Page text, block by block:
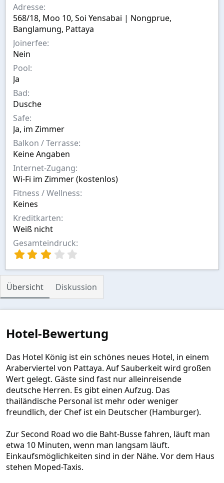
s
t
e
l
l
v
o
w
a
h
Adresse
568/18, Moo 10, Soi Yensabai | Nongprue,
Banglamung, Pattaya
Joinerfee
Nein
Pool
Ja
Bad
Dusche
Safe
Ja, im Zimmer
Balkon / Terrasse
Keine Angaben
Internet-Zugang
Wi-Fi im Zimmer (kostenlos)
Fitness / Wellness
Keines
Kreditkarten
Weiß nicht
Gesamteindruck
0
S
t
e
n
(
)
Übersicht Diskussion
Hotel-Bewertung
Das Hotel König ist ein schönes neues Hotel, in einem
Araberviertel von Pattaya. Auf Sauberkeit wird großen
Wert gelegt. Gäste sind fast nur alleinreisende
deutsche Herren. Es gibt einen Aufzug. Das
thailändische Personal ist mehr oder weniger
freundlich, der Chef ist ein Deutscher (Hamburger).
Zur Second Road wo die Baht-Busse fahren, läuft man
etwa 10 Minuten, wenn man langsam läuft.
Einkaufsmöglichkeiten sind in der Nähe. Vor dem Haus
stehen Moped-Taxis.